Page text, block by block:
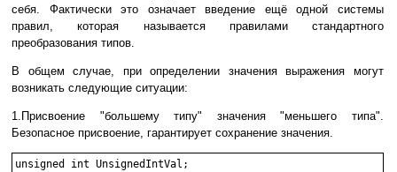
себя. Фактически это означает введение ещё одной системы
правил, которая называется правилами стандартного
преобразования типов.
В общем случае, при определении значения выражения могут
возникать следующие ситуации:
1.Присвоение "большему типу" значения "меньшего типа".
Безопасное присвоение, гарантирует сохранение значения.
unsigned int UnsignedIntVal;